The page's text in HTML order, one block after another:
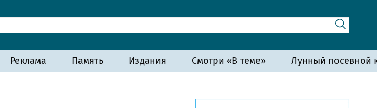
Реклама Память Издания Смотри «В теме» Лунный посевной